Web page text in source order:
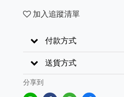
加入追蹤清單
付款方式
送貨方式
分享到